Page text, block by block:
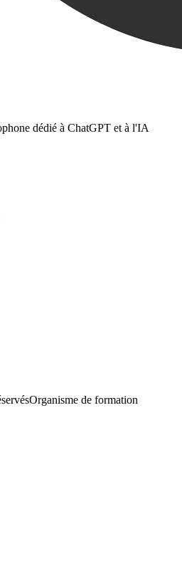
dédié à ChatGPT et à l'IA
Organisme de formation